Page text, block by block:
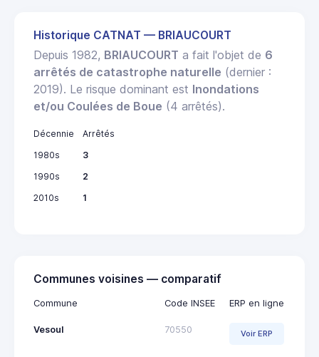
Historique CATNAT — BRIAUCOURT
Depuis 1982, BRIAUCOURT a fait l'objet de 6
arrêtés de catastrophe naturelle (dernier :
2019). Le risque dominant est Inondations
et/ou Coulées de Boue (4 arrêtés).
Décennie
Arrêtés
1980s
3
1990s
2
2010s
1
Communes voisines — comparatif
Commune Code INSEE ERP en ligne
Vesoul 70550 Voir ERP